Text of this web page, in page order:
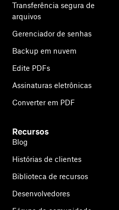
Transferência segura de
arquivos
Gerenciador de senhas
Backup em nuvem
Edite PDFs
Assinaturas eletrônicas
Converter em PDF
Recursos
Blog
Histórias de clientes
Biblioteca de recursos
Desenvolvedores